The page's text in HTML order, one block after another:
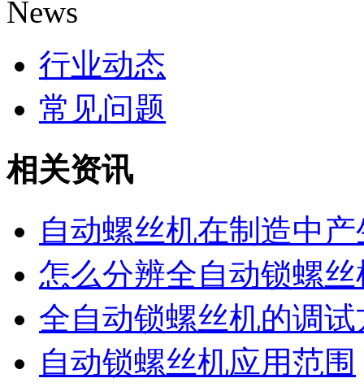
News
行业动态
常见问题
相关资讯
自动螺丝机在制造中
怎么分辨全自动锁螺
全自动锁螺丝机的调试
自动锁螺丝机应用范围